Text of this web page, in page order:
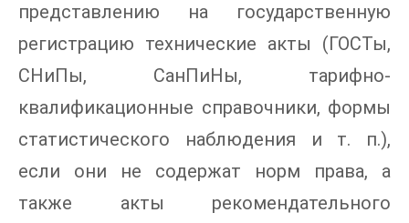
представлению на государственную
регистрацию технические акты (ГОСТы,
СНиПы, СанПиНы, тарифно-
квалификационные справочники, формы
статистического наблюдения и т. п.),
если они не содержат норм права, а
также акты рекомендательного